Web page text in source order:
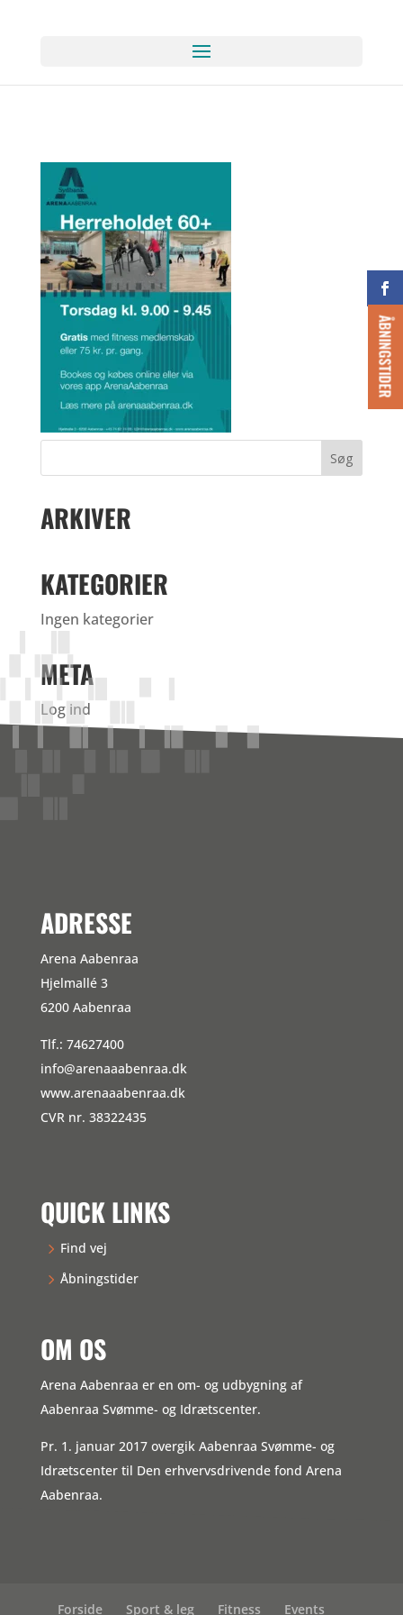
ÅBNINGSTIDER
ARKIVER
KATEGORIER
Ingen kategorier
META
Log ind
ADRESSE
Arena Aabenraa
Hjelmallé 3
6200 Aabenraa
Tlf.: 74627400
info@arenaaabenraa.dk
www.arenaaabenraa.dk
CVR nr. 38322435
QUICK LINKS
Find vej
Åbningstider
OM OS
Arena Aabenraa er en om- og udbygning af
Aabenraa Svømme- og Idrætscenter.
Pr. 1. januar 2017 overgik Aabenraa Svømme- og
Idrætscenter til Den erhvervsdrivende fond Arena
Aabenraa.
Forside Sport & leg Fitness Events